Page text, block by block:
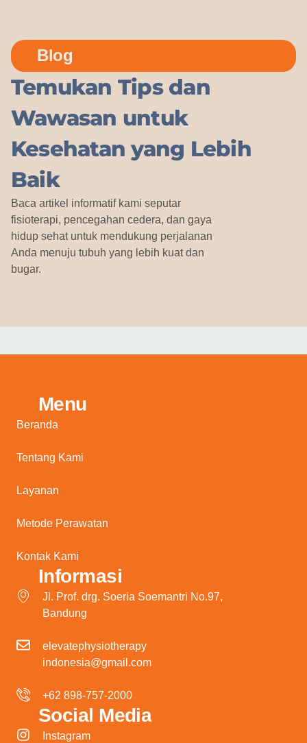
Blog
Temukan Tips dan
Wawasan untuk
Kesehatan yang Lebih
Baik
Baca artikel informatif kami seputar
fisioterapi, pencegahan cedera, dan gaya
hidup sehat untuk mendukung perjalanan
Anda menuju tubuh yang lebih kuat dan
bugar.
Menu
Beranda
Tentang Kami
Layanan
Metode Perawatan
Kontak Kami
Informasi
Jl. Prof. drg. Soeria Soemantri No.97,
Bandung
elevatephysiotherapy
indonesia@gmail.com
+62 898-757-2000
Social Media
Instagram